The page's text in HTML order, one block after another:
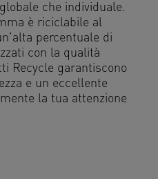
che individuale.
è riciclabile al
percentuale di
con la qualità
Recycle garantiscono
e un eccellente
la tua attenzione